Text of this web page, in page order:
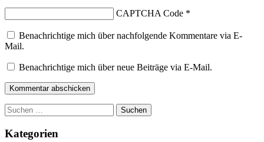
CAPTCHA Code *
Benachrichtige mich über nachfolgende Kommentare via E-
Mail.
Benachrichtige mich über neue Beiträge via E-Mail.
Suchen
nach:
Kategorien